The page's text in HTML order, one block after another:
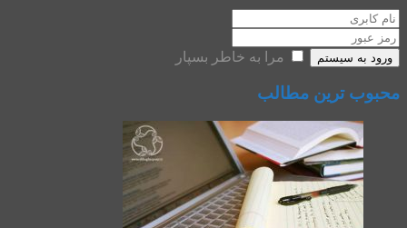
ورود به سیستم مرا به خاطر بسپار
محبوب ترین مطالب